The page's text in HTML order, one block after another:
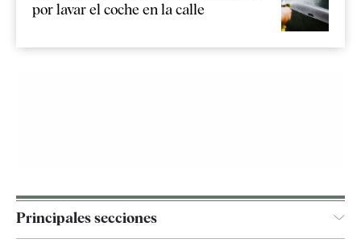
por lavar el coche en la calle
Principales secciones